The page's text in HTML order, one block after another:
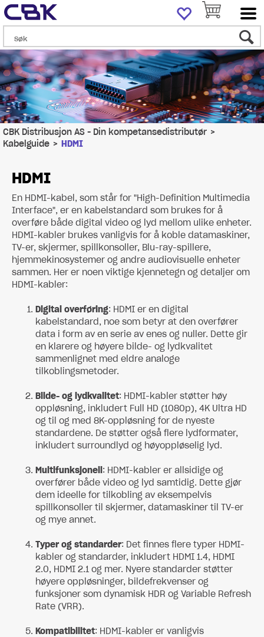
CBK Distribusjon AS - Din kompetansedistributør>
Kabelguide>HDMI
HDMI
En HDMI-kabel, som står for "High-Definition Multimedia
Interface", er en kabelstandard som brukes for å
overføre både digital video og lyd mellom ulike enheter.
HDMI-kabler brukes vanligvis for å koble datamaskiner,
TV-er, skjermer, spillkonsoller, Blu-ray-spillere,
hjemmekinosystemer og andre audiovisuelle enheter
sammen. Her er noen viktige kjennetegn og detaljer om
HDMI-kabler:
Digital overføring: HDMI er en digital
kabelstandard, noe som betyr at den overfører
data i form av en serie av enes og nuller. Dette gir
en klarere og høyere bilde- og lydkvalitet
sammenlignet med eldre analoge
tilkoblingsmetoder.
Bilde- og lydkvalitet: HDMI-kabler støtter høy
oppløsning, inkludert Full HD (1080p), 4K Ultra HD
og til og med 8K-oppløsning for de nyeste
standardene. De støtter også flere lydformater,
inkludert surroundlyd og høyoppløselig lyd.
Multifunksjonell : HDMI-kabler er allsidige og
overfører både video og lyd samtidig. Dette gjør
dem ideelle for tilkobling av eksempelvis
spillkonsoller til skjermer, datamaskiner til TV-er
og mye annet.
Typer og standarder: Det finnes flere typer HDMI-
kabler og standarder, inkludert HDMI 1.4, HDMI
2.0, HDMI 2.1 og mer. Nyere standarder støtter
høyere oppløsninger, bildefrekvenser og
funksjoner som dynamisk HDR og Variable Refresh
Rate (VRR).
Kompatibilitet: HDMI-kabler er vanligvis